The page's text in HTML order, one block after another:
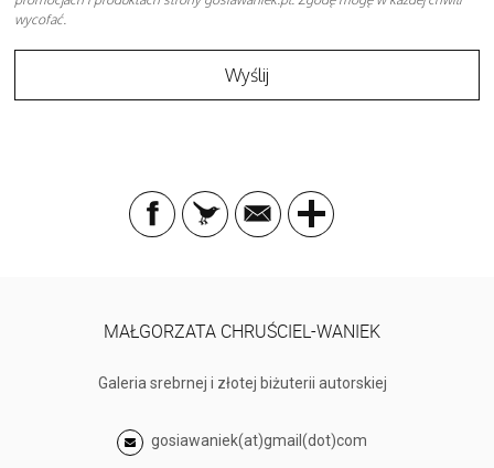
wycofać.
MAŁGORZATA CHRUŚCIEL-WANIEK
Galeria srebrnej i złotej biżuterii autorskiej
gosiawaniek(at)gmail(dot)com